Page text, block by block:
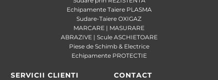
Echipamente Taiere PLASMA
Sudare-Taiere OXIGAZ
MARCARE | MASURARE
ABRAZIVE | Scule ASCHIETOARE
Piese de Schimb & Electrice
Echipamente PROTECTIE
SERVICII CLIENTI CONTACT